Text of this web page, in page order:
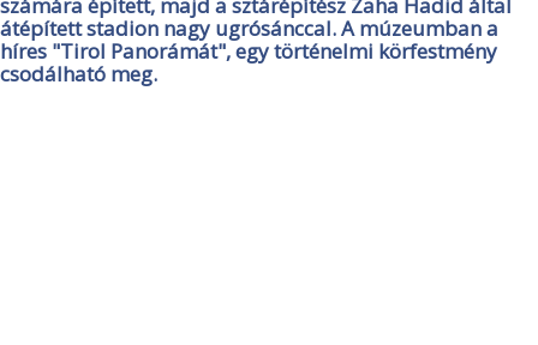
átépített stadion nagy ugrósánccal. A múzeumban a
híres "Tirol Panorámát", egy történelmi körfestmény
csodálható meg.